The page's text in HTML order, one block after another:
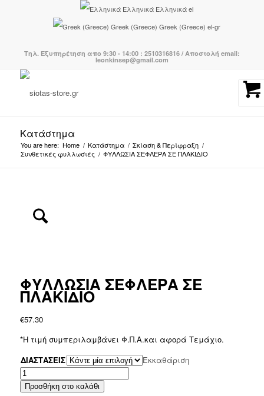
Ελληνικά Ελληνικά el
Greek (Greece) Greek (Greece) el-gr
Τηλ. Εξυπηρέτηση απο 9:30 - 14:00 : 2510316816 / Αποστολή email:
leonkinsep@gmail.com
Κατάστημα
You are here: Home / Κατάστημα / Σκίαση & Περίφραξη /
Συνθετικές φυλλωσιές / ΦΥΛΛΩΣΙΑ ΣΕΦΛΕΡΑ ΣΕ ΠΛΑΚΙΔΙΟ
ΦΥΛΛΩΣΙΑ ΣΕΦΛΕΡΑ ΣΕ
ΠΛΑΚΙΔΙΟ
€57.30
*Η τιμή συμπεριλαμβάνει Φ.Π.Α.και αφορά Τεμάχιο.
ΔΙΑΣΤΑΣΕΙΣ
Εκκαθάριση
ΦΥΛΛΩΣΙΑ
ΣΕΦΛΕΡΑ
Προσθήκη στο καλάθι